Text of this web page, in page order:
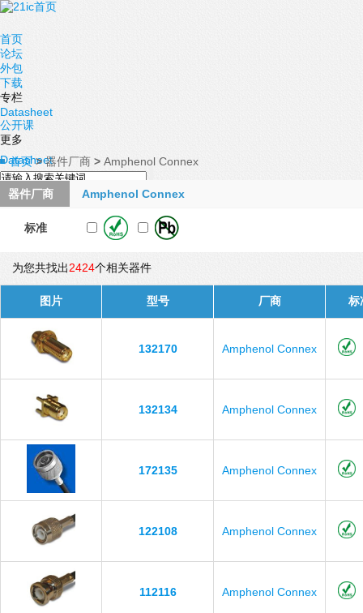
首页
论坛
外包
下载
专栏
Datasheet
公开课
更多
Datasheet
首页 >器件厂商 > Amphenol Connex
器件厂商 Amphenol Connex
标准
为您共找出2424个相关器件
图片 型号 厂商 标
132170 Amphenol Connex
132134 Amphenol Connex
172135 Amphenol Connex
122108 Amphenol Connex
112116 Amphenol Connex